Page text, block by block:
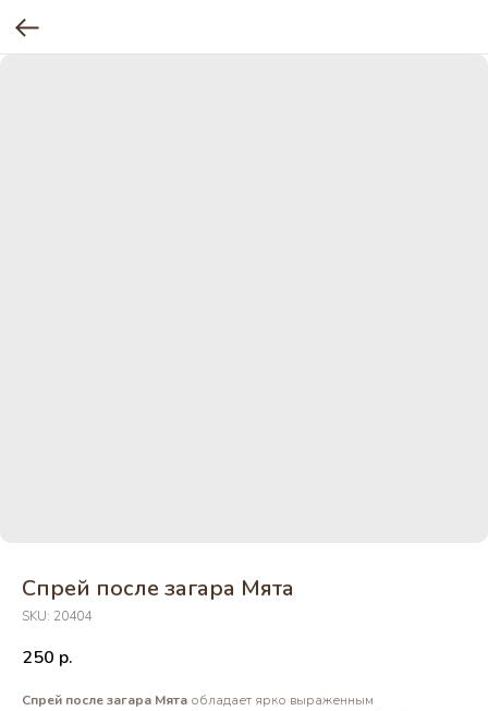
Спрей после загара Мята
SKU: 20404
250 р.
Спрей после загара Мята обладает ярко выраженным